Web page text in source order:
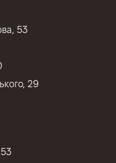
53
29